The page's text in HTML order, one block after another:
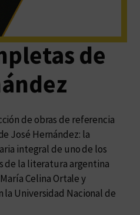
de
de obras de referencia
José Hernández: la
integral de uno de los
de la literatura argentina
Celina Ortale y
la Universidad Nacional de